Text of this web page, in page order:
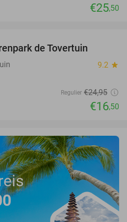
€25,50
de Tovertuin
9.2 star
Regulier €24,95
€16,50